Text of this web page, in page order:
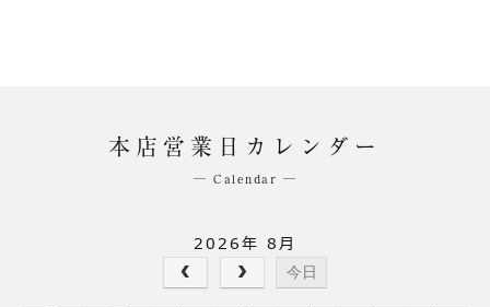
本店営業日カレンダー
─ Calendar ─
2026年 8月
今日